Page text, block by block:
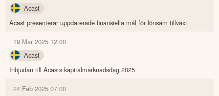
Acast
Acast presenterar uppdaterade finansiella mål för lönsam tillväxt
19 Mar 2025 12:00
Acast
Inbjudan till Acasts kapitalmarknadsdag 2025
24 Feb 2025 07:00